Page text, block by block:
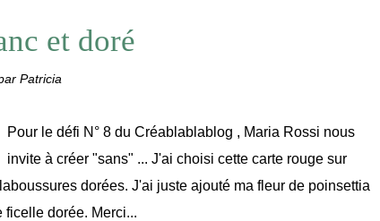
et doré
Patricia
Pour le défi N° 8 du Créablablablog , Maria Rossi nous
invite à créer "sans" ... J'ai choisi cette carte rouge sur
dorées. J'ai juste ajouté ma fleur de poinsettia
ficelle dorée. Merci...